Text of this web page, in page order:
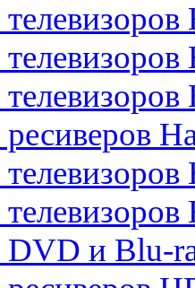
и Blu-